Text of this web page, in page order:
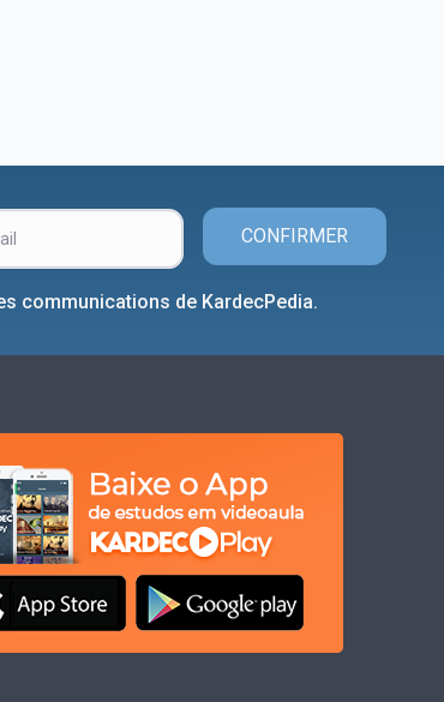
CONFIRMER
communications de KardecPedia.